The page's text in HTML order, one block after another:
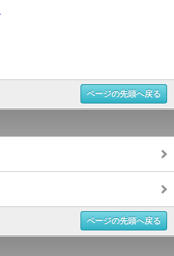
ページの先頭へ戻る
ページの先頭へ戻る